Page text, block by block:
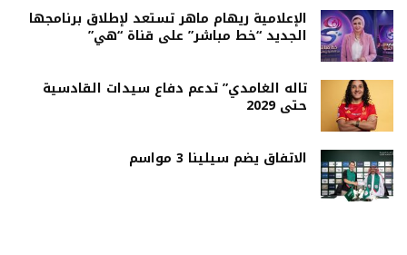
الإعلامية ريهام ماهر تستعد لإطلاق برنامجها
الجديد “خط مباشر” على قناة “هي”
تاله الغامدي” تدعم دفاع سيدات القادسية
حتى 2029
الاتفاق يضم سيلينا 3 مواسم